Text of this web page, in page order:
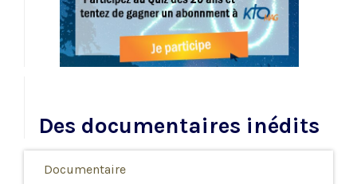
Des documentaires inédits
Documentaire